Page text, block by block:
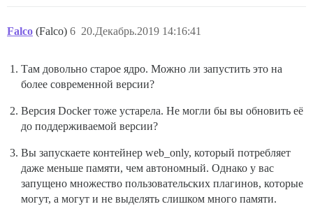
- git clone  --branch upgarde-newrelic-
Похоже, у вас установлены неофициальные плагины.
Если у вас возникают проблемы, отключите их и
См. официальный список по ссылке: https://
Версия Discourse на int-communityweb-vip.our-
Версия Discourse на localhost: Discourse 2.4.0.beta8
==================== ИНФОРМАЦИЯ О ПАМЯТИ
Falco (Falco) 20.Декабрь.2019 14:16:41
6
Там довольно старое ядро. Можно ли запустить это на
более современной версии?
Версия Docker тоже устарела. Не могли бы вы обновить её
до поддерживаемой версии?
Вы запускаете контейнер web_only, который потребляет
даже меньше памяти, чем автономный. Однако у вас
запущено множество пользовательских плагинов, которые
могут, а могут и не выделять слишком много памяти.